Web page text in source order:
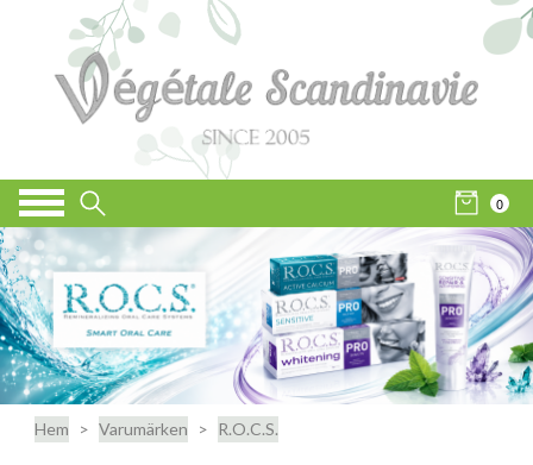
0
Hem Varumärken R.O.C.S.